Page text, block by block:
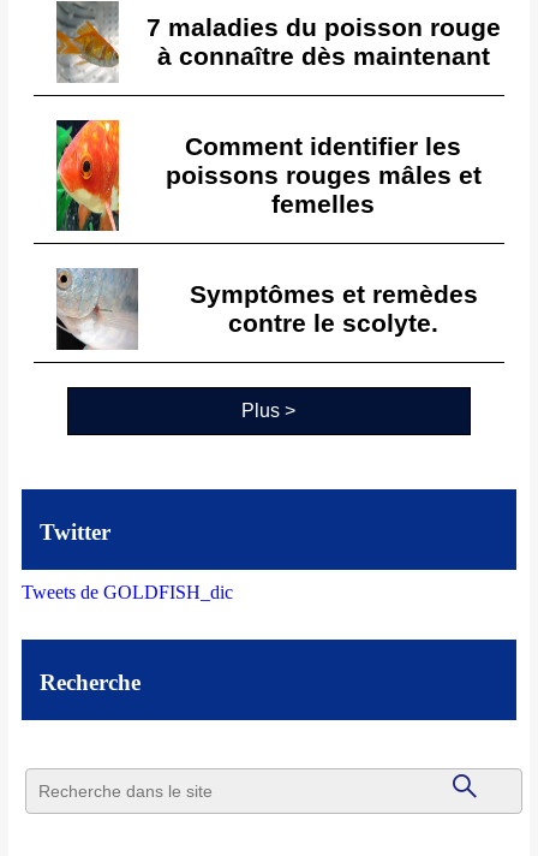
7 maladies du poisson rouge
à connaître dès maintenant
Comment identifier les
poissons rouges mâles et
femelles
Symptômes et remèdes
contre le scolyte.
Plus >
Twitter
Tweets de GOLDFISH_dic
Recherche